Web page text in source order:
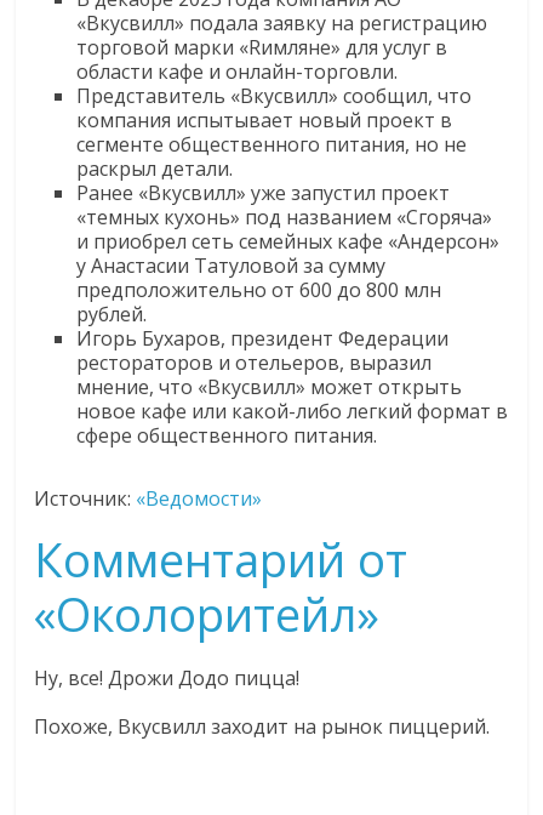
технологиях,
соцсетях.
важно,
меняет
людей
обсудить
изменения
«Вкусвилл» подала заявку на регистрацию
торговой марки «Rимляне» для услуг в
области кафе и онлайн-торговли.
Представитель «Вкусвилл» сообщил, что
компания испытывает новый проект в
сегменте общественного питания, но не
раскрыл детали.
Ранее «Вкусвилл» уже запустил проект
«темных кухонь» под названием «Сгоряча»
и приобрел сеть семейных кафе «Андерсон»
у Анастасии Татуловой за сумму
предположительно от 600 до 800 млн
рублей.
Игорь Бухаров, президент Федерации
рестораторов и отельеров, выразил
мнение, что «Вкусвилл» может открыть
новое кафе или какой-либо легкий формат в
сфере общественного питания.
Источник: «Ведомости»
Комментарий от
«Околоритейл»
Ну, все! Дрожи Додо пицца!
Похоже, Вкусвилл заходит на рынок пиццерий.